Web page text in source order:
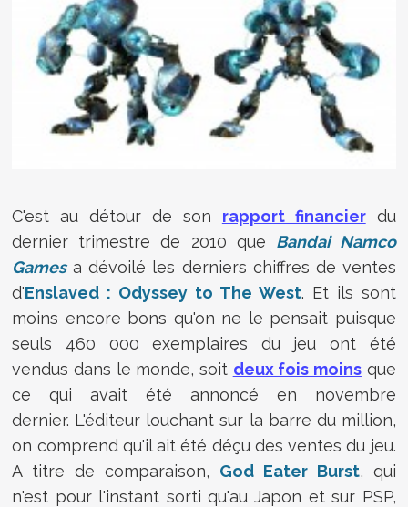
C'est au détour de son rapport financierdu
dernier trimestre de 2010 que Bandai Namco
Gamesa dévoilé les derniers chiffres de ventes
d'Enslaved : Odyssey to The West. Et ils sont
moins encore bons qu'on ne le pensait puisque
seuls 460 000 exemplaires du jeu ont été
vendus dans le monde, soit deux fois moinsque
ce qui avait été annoncé en novembre
dernier. L'éditeur louchant sur la barre du million,
on comprend qu'il ait été déçu des ventes du jeu.
A titre de comparaison, God Eater Burst, qui
n'est pour l'instant sorti qu'au Japon et sur PSP,